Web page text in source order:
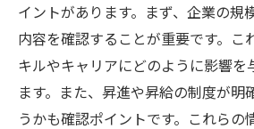
イントがあります。まず、企業の規
内容を確認することが重要です。こ
キルやキャリアにどのように影響を
ます。また、昇進や昇給の制度が明
うかも確認ポイントです。これらの